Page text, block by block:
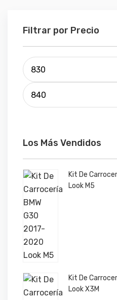
Filtrar por Precio
Los Más Vendidos
Kit De
Look M5
precio
original
precio
actual
Kit De
Look X3M